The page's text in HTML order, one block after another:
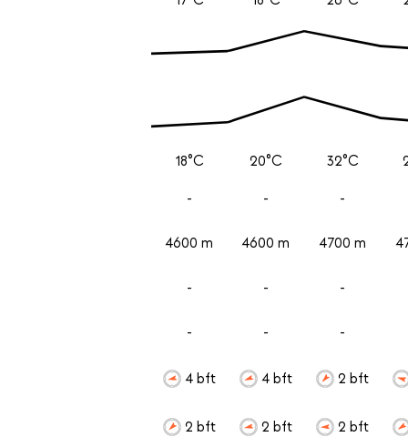
18°C
-
4600 m
-
-
4 bft
2 bft
20°C
-
4600 m
-
-
4 bft
2 bft
32°C
-
4700 m
-
-
2 bft
2 bft